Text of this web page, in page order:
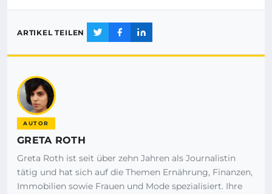
ARTIKEL TEILEN
AUTOR
GRETA ROTH
Greta Roth ist seit über zehn Jahren als Journalistin
tätig und hat sich auf die Themen Ernährung, Finanzen,
Immobilien sowie Frauen und Mode spezialisiert. Ihre